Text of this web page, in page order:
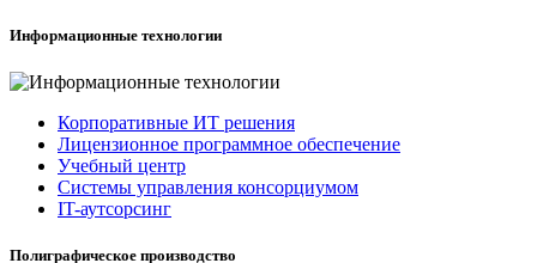
Информационные технологии
Корпоративные ИТ решения
Лицензионное программное обеспечение
Учебный центр
Системы управления консорциумом
IT-аутсорсинг
Полиграфическое производство